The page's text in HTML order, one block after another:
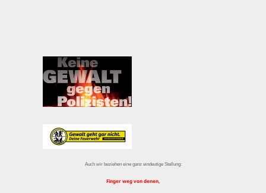
Auch wir beziehen eine ganz eindeutige Stellung:
Finger weg von denen,